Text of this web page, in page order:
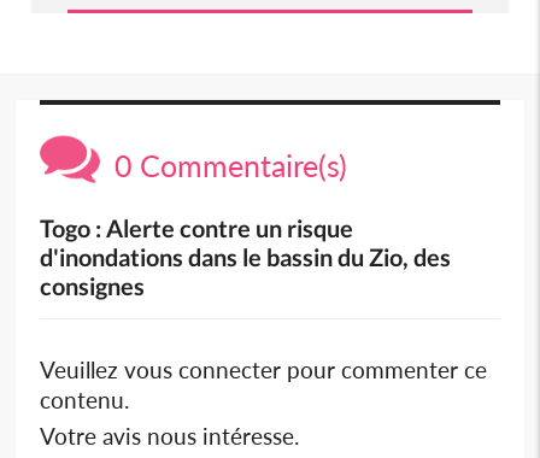
0 Commentaire(s)
Togo : Alerte contre un risque
d'inondations dans le bassin du Zio, des
consignes
Veuillez vous connecter pour commenter ce
contenu.
Votre avis nous intéresse.